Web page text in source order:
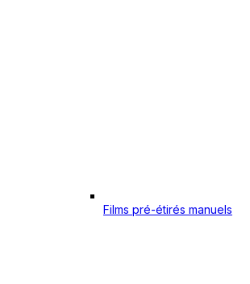
Films pré-étirés manuels